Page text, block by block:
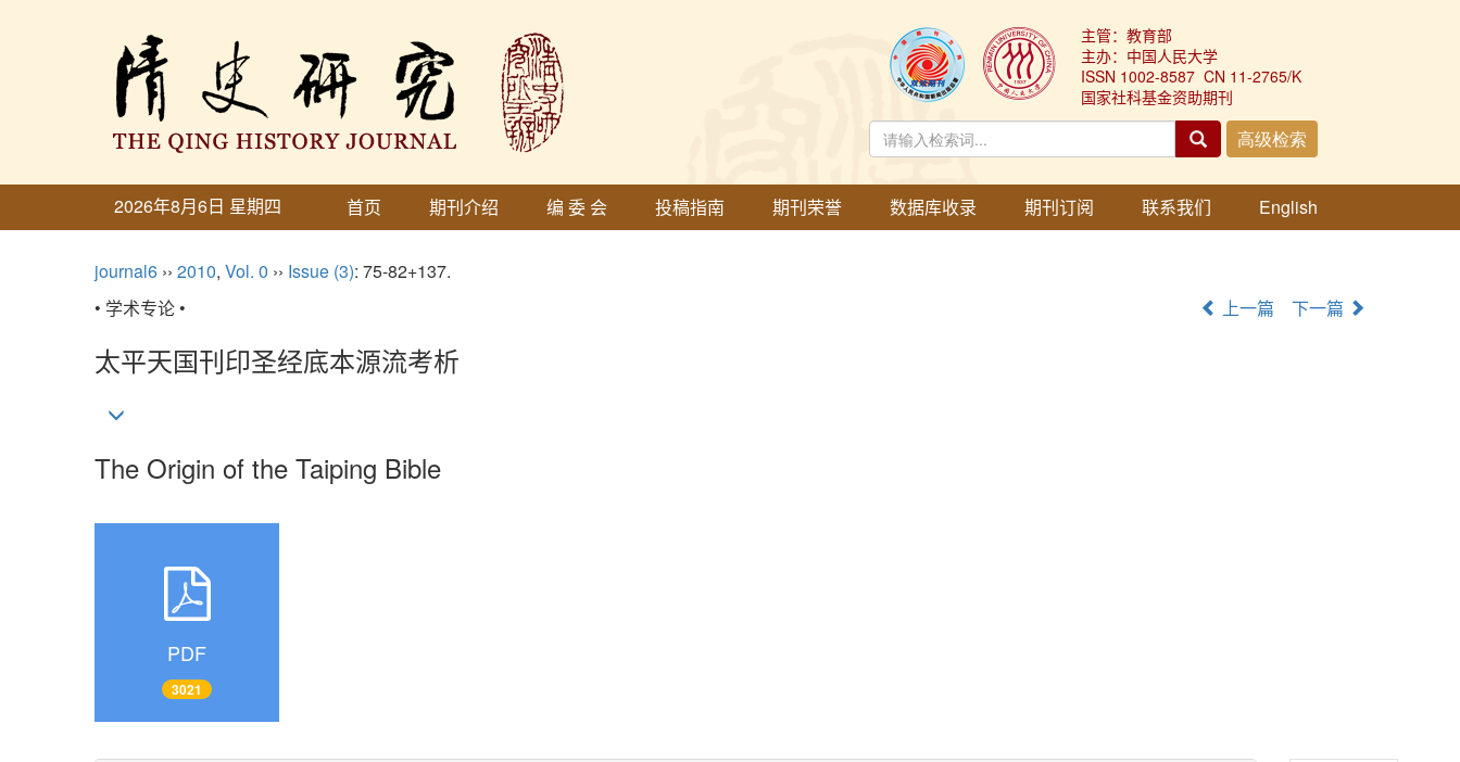
主管：教育部
主办：中国人民大学
ISSN 1002-8587 CN 11-2765/K
国家社科基金资助期刊
2026年8月6日 星期四 首页 期刊介绍 编 委 会 投稿指南 期刊荣誉 数据库收录 期刊订阅 联系我们 English
journal6 ›› 2010, Vol. 0 ›› Issue (3): 75-82+137.
• 学术专论 •
上一篇 下一篇
太平天国刊印圣经底本源流考析
The Origin of the Taiping Bible
PDF
3021